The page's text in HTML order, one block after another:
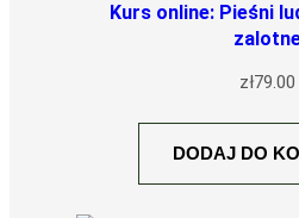
Kurs online: Pieśni
zł79.00
DODAJ DO